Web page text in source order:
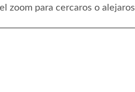
zoom para cercaros o alejaros